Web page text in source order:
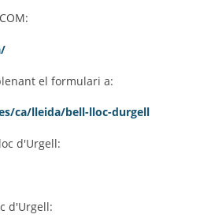
el formulari a:
ca/lleida/bell-lloc-durgell
d'Urgell:
d'Urgell: